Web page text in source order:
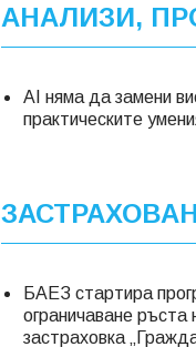
АНАЛИЗИ,
AI няма да замени
практическите
БАЕЗ стартира
ограничаване ръста
застраховка